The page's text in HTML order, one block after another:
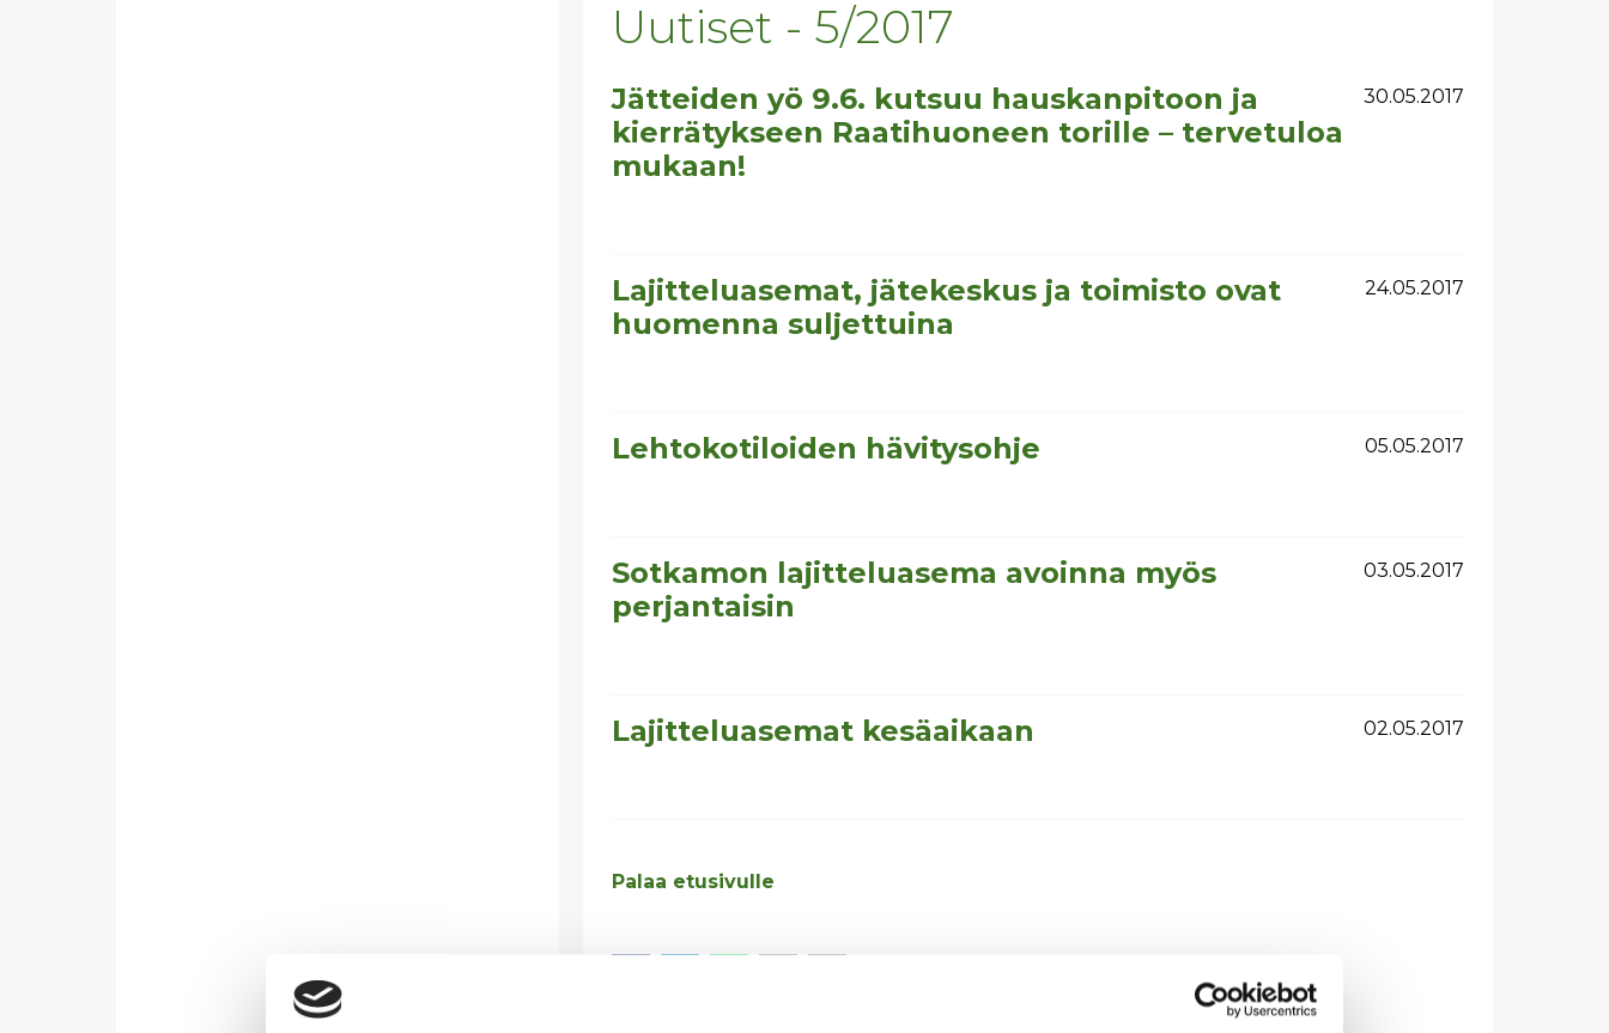
Uutiset - 5/2017
Jätteiden yö 9.6. kutsuu hauskanpitoon ja
kierrätykseen Raatihuoneen torille – tervetuloa
mukaan!
30.05.2017
Lajitteluasemat, jätekeskus ja toimisto ovat
huomenna suljettuina
24.05.2017
Lehtokotiloiden hävitysohje 05.05.2017
Sotkamon lajitteluasema avoinna myös
perjantaisin
03.05.2017
Lajitteluasemat kesäaikaan 02.05.2017
Palaa etusivulle